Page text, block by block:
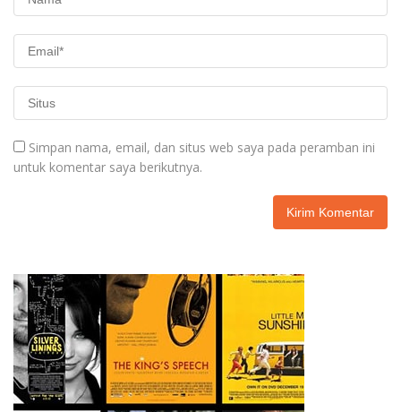
Simpan nama, email, dan situs web saya pada peramban ini
untuk komentar saya berikutnya.